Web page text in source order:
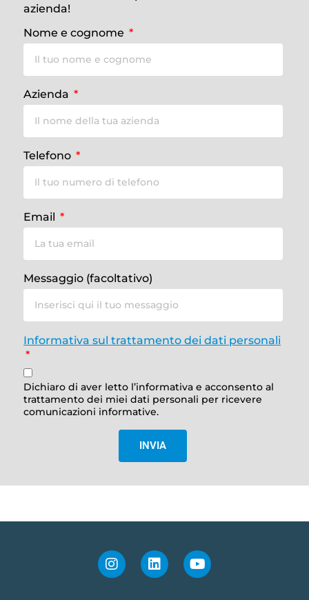
azienda!
Nome e cognome
Azienda
Telefono
Email
Messaggio (facoltativo)
Informativa sul trattamento dei dati personali
Dichiaro di aver letto l’informativa e acconsento al
trattamento dei miei dati personali per ricevere
comunicazioni informative.
INVIA